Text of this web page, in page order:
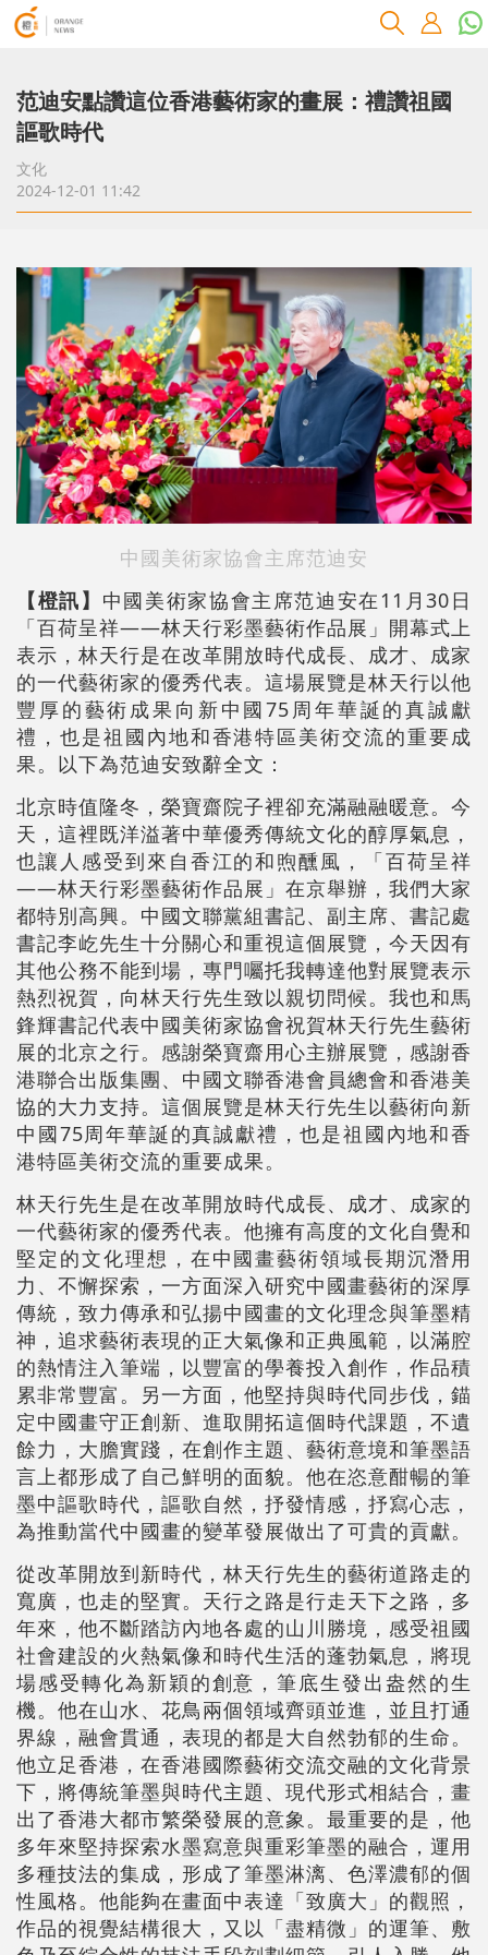
范迪安點讚這位香港藝術家的畫展：禮讚祖國
謳歌時代
文化
2024-12-01 11:42
中國美術家協會主席范迪安
【橙訊】 中國美術家協會主席范迪安在11月30日
「百荷呈祥——林天行彩墨藝術作品展」開幕式上
表示，林天行是在改革開放時代成長、成才、成家
的一代藝術家的優秀代表。這場展覽是林天行以他
豐厚的藝術成果向新中國75周年華誕的真誠獻
禮，也是祖國內地和香港特區美術交流的重要成
果。以下為范迪安致辭全文：
北京時值隆冬，榮寶齋院子裡卻充滿融融暖意。今
天，這裡既洋溢著中華優秀傳統文化的醇厚氣息，
也讓人感受到來自香江的和煦醺風，「百荷呈祥
——林天行彩墨藝術作品展」在京舉辦，我們大家
都特別高興。中國文聯黨組書記、副主席、書記處
書記李屹先生十分關心和重視這個展覽，今天因有
其他公務不能到場，專門囑托我轉達他對展覽表示
熱烈祝賀，向林天行先生致以親切問候。我也和馬
鋒輝書記代表中國美術家協會祝賀林天行先生藝術
展的北京之行。感謝榮寶齋用心主辦展覽，感謝香
港聯合出版集團、中國文聯香港會員總會和香港美
協的大力支持。這個展覽是林天行先生以藝術向新
中國75周年華誕的真誠獻禮，也是祖國內地和香
港特區美術交流的重要成果。
林天行先生是在改革開放時代成長、成才、成家的
一代藝術家的優秀代表。他擁有高度的文化自覺和
堅定的文化理想，在中國畫藝術領域長期沉潛用
力、不懈探索，一方面深入研究中國畫藝術的深厚
傳統，致力傳承和弘揚中國畫的文化理念與筆墨精
神，追求藝術表現的正大氣像和正典風範，以滿腔
的熱情注入筆端，以豐富的學養投入創作，作品積
累非常豐富。另一方面，他堅持與時代同步伐，錨
定中國畫守正創新、進取開拓這個時代課題，不遺
餘力，大膽實踐，在創作主題、藝術意境和筆墨語
言上都形成了自己鮮明的面貌。他在恣意酣暢的筆
墨中謳歌時代，謳歌自然，抒發情感，抒寫心志，
為推動當代中國畫的變革發展做出了可貴的貢獻。
從改革開放到新時代，林天行先生的藝術道路走的
寬廣，也走的堅實。天行之路是行走天下之路，多
年來，他不斷踏訪內地各處的山川勝境，感受祖國
社會建設的火熱氣像和時代生活的蓬勃氣息，將現
場感受轉化為新穎的創意，筆底生發出盎然的生
機。他在山水、花鳥兩個領域齊頭並進，並且打通
界線，融會貫通，表現的都是大自然勃郁的生命。
他立足香港，在香港國際藝術交流交融的文化背景
下，將傳統筆墨與時代主題、現代形式相結合，畫
出了香港大都市繁榮發展的意象。最重要的是，他
多年來堅持探索水墨寫意與重彩筆墨的融合，運用
多種技法的集成，形成了筆墨淋漓、色澤濃郁的個
性風格。他能夠在畫面中表達「致廣大」的觀照，
作品的視覺結構很大，又以「盡精微」的運筆、敷